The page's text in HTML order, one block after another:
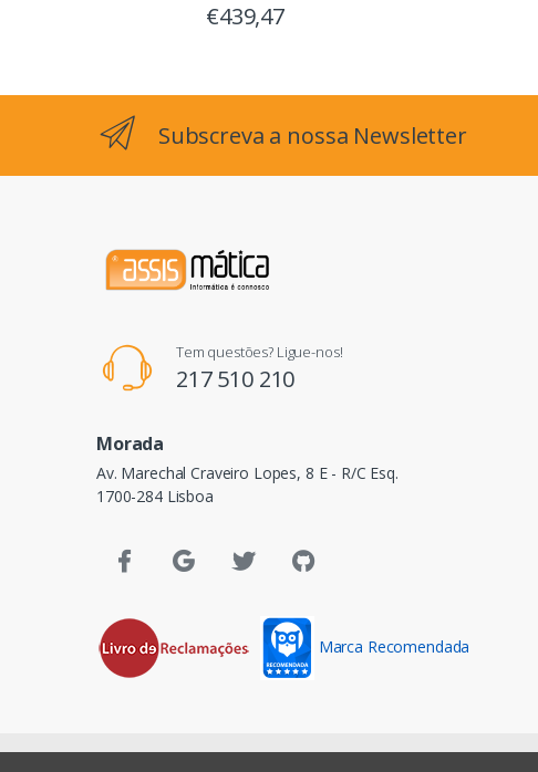
€439,47
Subscreva a nossa Newsletter
Tem questões? Ligue-nos!
217 510 210
Morada
Av. Marechal Craveiro Lopes, 8 E - R/C Esq.
1700-284 Lisboa
Marca Recomendada